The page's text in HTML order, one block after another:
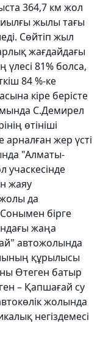
364,7 км жол
жылы тағы
Сөйтіп жыл
жағдайдағы
81% болса,
84 %-ке
кіре берісте
С.Демирел
өтініші
жер үсті
"Алматы-
учаскесінде
жаяу
да
Сонымен бірге
жаңа
автожолында
құрылысы
Өтеген батыр
– Қапшағай су
жолында
негіздемесі